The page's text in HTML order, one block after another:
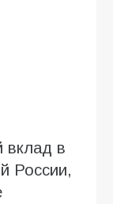
вклад в
России,